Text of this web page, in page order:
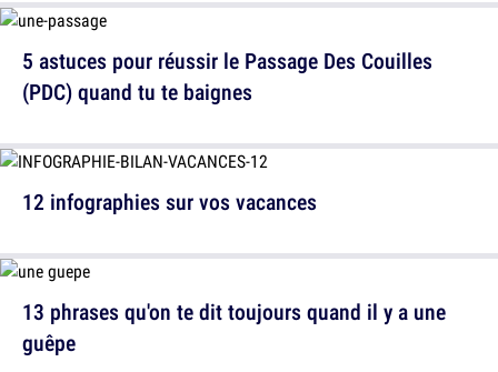
5 astuces pour réussir le Passage Des Couilles
(PDC) quand tu te baignes
13 phrases qu'on te dit toujours quand il y a une
guêpe
12 infographies sur vos vacances